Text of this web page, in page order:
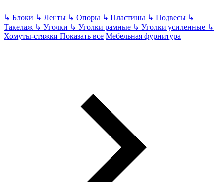
↳ Блоки ↳ Ленты ↳ Опоры ↳ Пластины ↳ Подвесы ↳
Такелаж ↳ Уголки ↳ Уголки рамные ↳ Уголки усиленные ↳
Хомуты-стяжки Показать все Мебельная фурнитура